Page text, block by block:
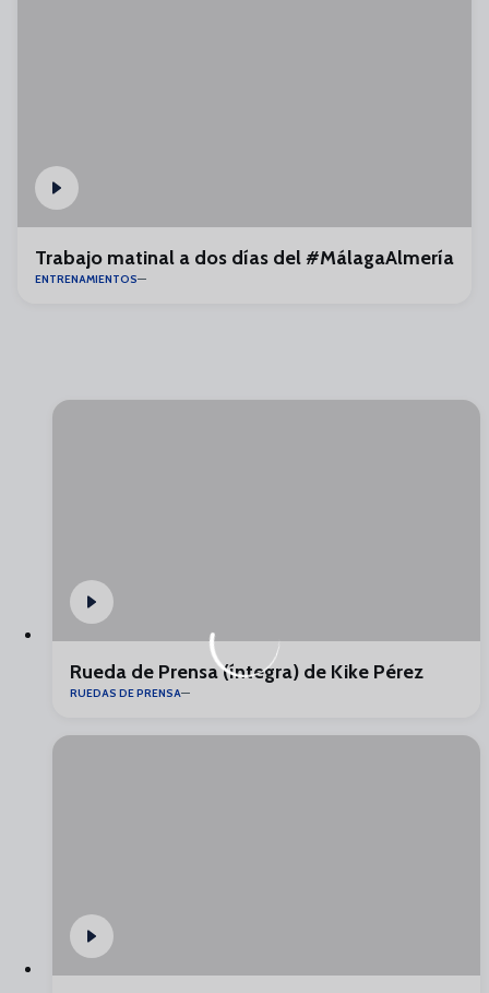
Trabajo matinal a dos días del #MálagaAlmería
ENTRENAMIENTOS
Rueda de Prensa (íntegra) de Kike Pérez
RUEDAS DE PRENSA